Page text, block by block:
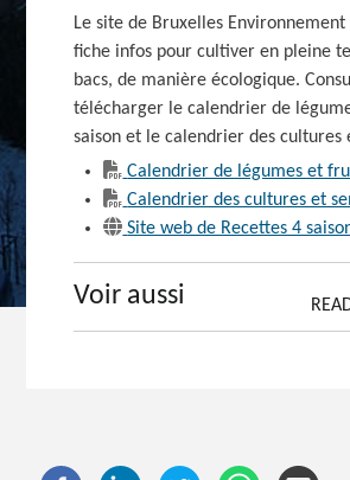
Le site de Bruxelles
fiche infos pour cultiver en pleine
bacs, de manière écologique.
télécharger le calendrier de
saison et le calendrier des
Calendrier de légumes et
Calendrier des cultures et
Site web de Recettes 4
Voir aussi